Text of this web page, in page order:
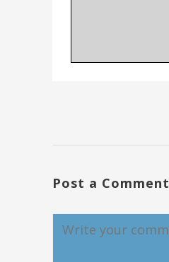
Post a Comment